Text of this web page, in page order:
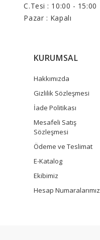
C.Tesi : 10:00 - 15:00
Pazar : Kapalı
KURUMSAL
Hakkımızda
Gizlilik Sözleşmesi
İade Politikası
Mesafeli Satış
Sözleşmesi
Ödeme ve Teslimat
E-Katalog
Ekibimiz
Hesap Numaralarımız